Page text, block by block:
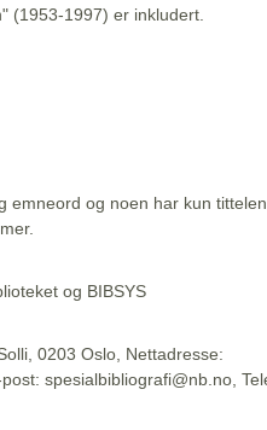
(1953-1997) er inkludert.
emneord og noen har kun
og BIBSYS
0203 Oslo, Nettadresse:
spesialbibliografi@nb.no,